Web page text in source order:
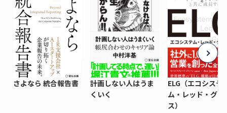
さよなら 統合報告書
計画しない人はうま
くいく
ELG（エコシステ
ム・レッド・グロ
ス）